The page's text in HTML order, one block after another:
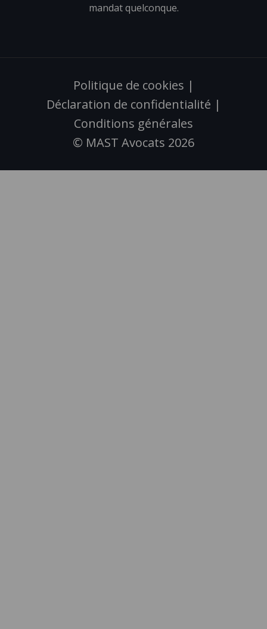
mandat quelconque.
Politique de cookies |
Déclaration de confidentialité |
Conditions générales
© MAST Avocats 2026